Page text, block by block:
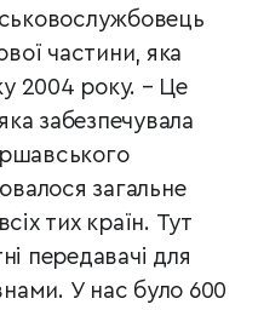
частини, яка
2004 року. – Це
забезпечувала
загальне
тих країн. Тут
передавачі для
У нас було 600